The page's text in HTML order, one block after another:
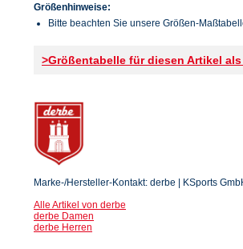
Größenhinweise:
Bitte beachten Sie unsere Größen-
>Größentabelle für diesen Artikel als
Marke-/Hersteller-Kontakt: derbe | KSports
Alle Artikel von derbe
derbe Damen
derbe Herren